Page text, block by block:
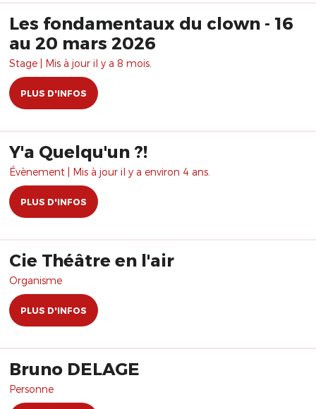
Les fondamentaux du clown - 16
au 20 mars 2026
Stage | Mis à jour il y a 8 mois.
PLUS D'INFOS
Y'a Quelqu'un ?!
Évènement | Mis à jour il y a environ 4 ans.
PLUS D'INFOS
Cie Théâtre en l'air
Organisme
PLUS D'INFOS
Bruno DELAGE
Personne